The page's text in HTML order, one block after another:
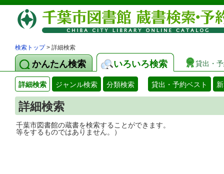
検索トップ> 詳細検索
かんたん検索 いろいろ検索 貸出・
詳細検索 ジャンル検索 分類検索 貸出・予約ベスト
詳細検索
千葉市図書館の蔵書を検索することがで
等をするものではありません。）